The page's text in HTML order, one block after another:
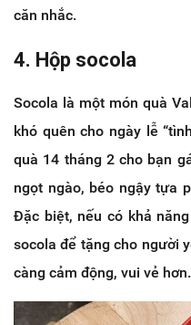
căn nhắc.
4. Hộp socola
Socola là một món quà
khó quên cho ngày lễ
quà 14 tháng 2 cho bạn
ngọt ngào, béo ngậy tựa
Đặc biệt, nếu có khả
socola để tặng cho người
càng cảm động, vui vẻ hơn.